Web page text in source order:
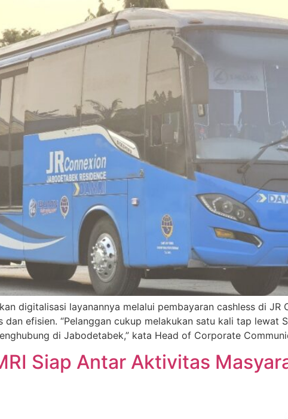
digitalisasi layanannya melalui pembayaran cashless di JR
efisien. “Pelanggan cukup melakukan satu kali tap lewat
di Jabodetabek,” kata Head of Corporate
Siap Antar Aktivitas